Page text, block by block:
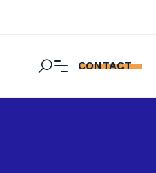
CONTACT